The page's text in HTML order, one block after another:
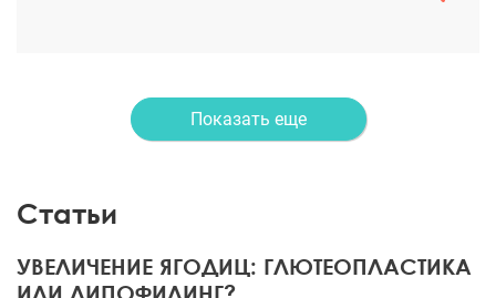
Показать еще
Статьи
УВЕЛИЧЕНИЕ ЯГОДИЦ: ГЛЮТЕОПЛАСТИКА
ИЛИ ЛИПОФИЛИНГ?